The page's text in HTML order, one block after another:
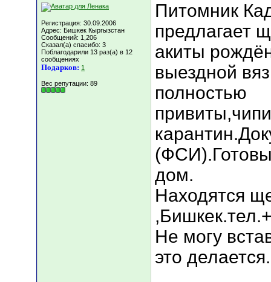
Регистрация: 30.09.2006
Адрес: Бишкек Кыргызстан
Сообщений: 1,206
Сказал(а) спасибо: 3
Поблагодарили 13 раз(а) в 12
сообщениях
Подарков: 1
Вес репутации: 89
Питомник
предлагает
акиты
выездной
полностью
дом.
Находятся
Не могу
это делается.